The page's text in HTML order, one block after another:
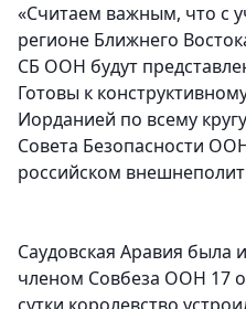
«Считаем важным, что с
регионе Ближнего
СБ ООН будут
Готовы к
Иорданией по всему
Совета Безопасности
российском
Саудовская Аравия была
членом Совбеза ООН 17